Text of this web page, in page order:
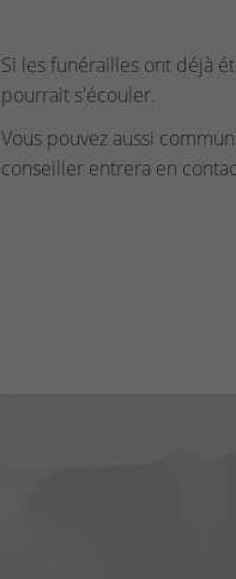
Si les funérailles ont déjà
pourrait s'écouler.
Vous pouvez aussi
conseiller entrera en